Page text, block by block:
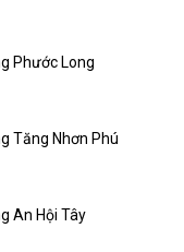
Phước Long
Tăng Nhơn Phú
An Hội Tây